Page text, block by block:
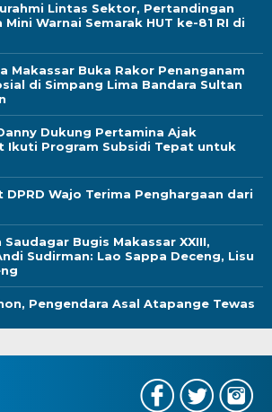
Lintas Sektor, Pertandingan
Mini Warnai Semarak HUT ke-81 RI di
Makassar Buka Rakor Penanganam
di Simpang Lima Bandara Sultan
Dukung Pertamina Ajak
Ikuti Program Subsidi Tepat untuk
Wajo Terima Penghargaan dari
Bugis Makassar XXIII,
Sudirman: Lao Sappa Deceng, Lisu
Pengendara Asal Atapange Tewas